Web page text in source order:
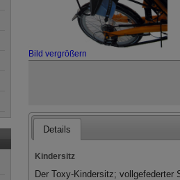
Bild vergrößern
Details
Kindersitz
Der Toxy-Kindersitz;